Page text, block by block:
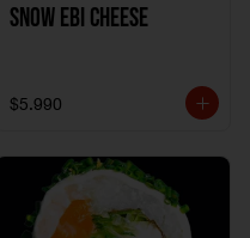
Snow Ebi Cheese
$5.990